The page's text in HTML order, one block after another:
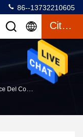
86--13732210605
Citazione
Di Batteria Al Litio